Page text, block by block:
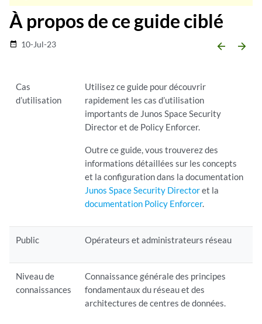
À propos de ce guide ciblé
date_range 10-Jul-23 arrow_backward arrow_forward
Cas
d’utilisation
Utilisez ce guide pour découvrir
rapidement les cas d’utilisation
importants de Junos Space Security
Director et de Policy Enforcer.
Outre ce guide, vous trouverez des
informations détaillées sur les concepts
et la configuration dans la documentation
Junos Space Security Directoret la
documentation Policy Enforcer.
Public Opérateurs et administrateurs réseau
Niveau de
connaissances
Connaissance générale des principes
fondamentaux du réseau et des
architectures de centres de données.